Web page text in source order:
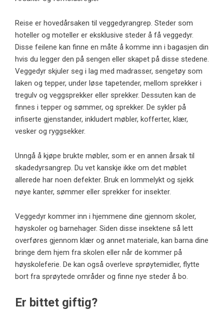
Reise er hovedårsaken til veggedyrangrep. Steder som
hoteller og moteller er eksklusive steder å få veggedyr.
Disse feilene kan finne en måte å komme inn i bagasjen din
hvis du legger den på sengen eller skapet på disse stedene.
Veggedyr skjuler seg i lag med madrasser, sengetøy som
laken og tepper, under løse tapetender, mellom sprekker i
tregulv og veggsprekker eller sprekker. Dessuten kan de
finnes i tepper og sømmer, og sprekker. De sykler på
infiserte gjenstander, inkludert møbler, kofferter, klær,
vesker og ryggsekker.
Unngå å kjøpe brukte møbler, som er en annen årsak til
skadedyrsangrep. Du vet kanskje ikke om det møblet
allerede har noen defekter. Bruk en lommelykt og sjekk
nøye kanter, sømmer eller sprekker for insekter.
Veggedyr kommer inn i hjemmene dine gjennom skoler,
høyskoler og barnehager. Siden disse insektene så lett
overføres gjennom klær og annet materiale, kan barna dine
bringe dem hjem fra skolen eller når de kommer på
høyskoleferie. De kan også overleve sprøytemidler, flytte
bort fra sprøytede områder og finne nye steder å bo.
Er bittet giftig?